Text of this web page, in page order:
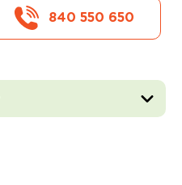
840 550 650